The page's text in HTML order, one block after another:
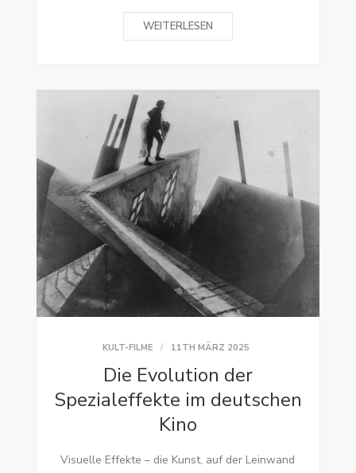
KULT-FILME 11TH MÄRZ 2025
Die Evolution der
Spezialeffekte im deutschen
Kino
Visuelle Effekte – die Kunst, auf der Leinwand